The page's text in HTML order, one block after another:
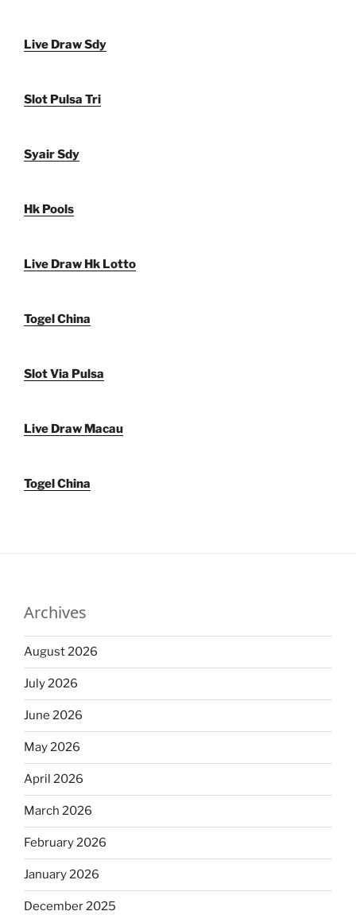
Live Draw Sdy
Slot Pulsa Tri
Syair Sdy
Hk Pools
Live Draw Hk Lotto
Togel China
Slot Via Pulsa
Live Draw Macau
Togel China
Archives
August 2026
July 2026
June 2026
May 2026
April 2026
March 2026
February 2026
January 2026
December 2025